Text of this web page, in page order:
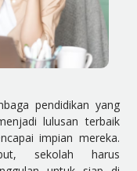
pendidikan yang
lulusan terbaik
impian mereka.
sekolah harus